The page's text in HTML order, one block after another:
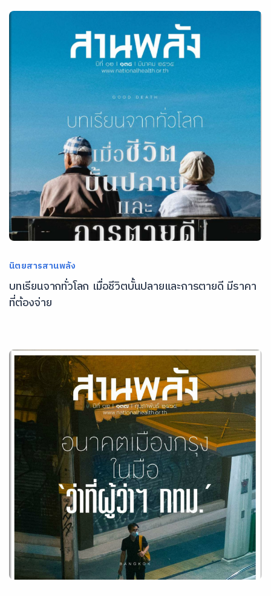
นิตยสารสานพลัง
บทเรียนจากทั่วโลก เมื่อชีวิตบั้นปลายและการตายดี มีราคา
ที่ต้องจ่าย